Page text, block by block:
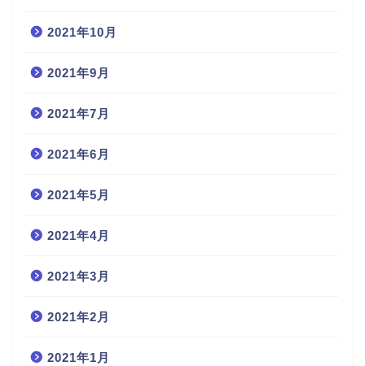
2021年10月
2021年9月
2021年7月
2021年6月
2021年5月
2021年4月
2021年3月
2021年2月
2021年1月